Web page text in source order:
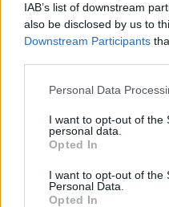
IAB’s list of downstream
also be disclosed by us to
Downstream Participants
Please note that this
not limited to your visit or
grant or deny consent to
use your data for below
consent section.
Personal Data
I want to opt-out of the
personal data.
Opted In
I want to opt-out of the
Personal Data.
Opted In